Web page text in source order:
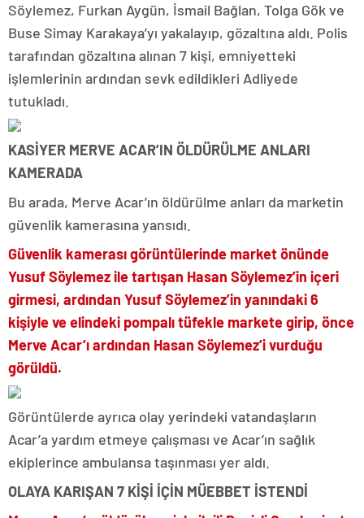
Söylemez, Furkan Aygün, İsmail Bağlan, Tolga Gök ve
Buse Simay Karakaya’yı yakalayıp, gözaltına aldı. Polis
tarafından gözaltına alınan 7 kişi, emniyetteki
işlemlerinin ardından sevk edildikleri Adliyede
tutukladı.
KASİYER MERVE ACAR’IN ÖLDÜRÜLME ANLARI
KAMERADA
Bu arada, Merve Acar’ın öldürülme anları da marketin
güvenlik kamerasına yansıdı.
Güvenlik kamerası görüntülerinde market önünde
Yusuf Söylemez ile tartışan Hasan Söylemez’in içeri
girmesi, ardından Yusuf Söylemez’in yanındaki 6
kişiyle ve elindeki pompalı tüfekle markete girip, önce
Merve Acar’ı ardından Hasan Söylemez’i vurduğu
görüldü.
Görüntülerde ayrıca olay yerindeki vatandaşların
Acar’a yardım etmeye çalışması ve Acar’ın sağlık
ekiplerince ambulansa taşınması yer aldı.
OLAYA KARIŞAN 7 KİŞİ İÇİN MÜEBBET İSTENDİ